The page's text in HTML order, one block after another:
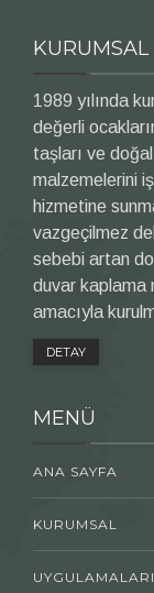
KURUMSAL
1989 yılında
değerli
taşları ve
malzemelerini
hizmetine
vazgeçilmez
sebebi artan
duvar kaplama
amacıyla
DETAY
MENÜ
ANA SAYFA
KURUMSAL